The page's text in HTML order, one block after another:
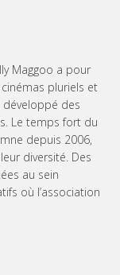
Maggoo a pour
pluriels et
développé des
Le temps fort du
depuis 2006,
diversité. Des
au sein
où l’association